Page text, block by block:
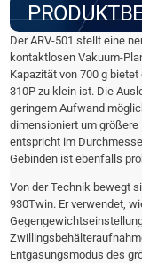
Der ARV-501 stellt eine
kontaktlosen Vakuum-
Kapazität von 700 g
310P zu klein ist. Die
geringem Aufwand
dimensioniert um größere
entspricht im
Gebinden ist ebenfalls
Von der Technik bewegt
930Twin. Er verwendet,
Entgasungsmodus des